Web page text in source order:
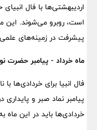
اردیبهشتی‌ها با فال
است، روبرو می‌شوند. این
پیشرفت در زمینه‌های
ماه خرداد - پیامبر حضرت
فال انبیا برای خردادی‌ها
پیامبر نماد صبر و
خردادی‌ها باید در این